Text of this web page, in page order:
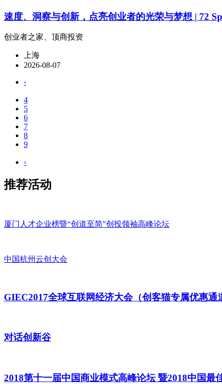
速度、洞察与创新，点亮创业者的光荣与梦想 | 72
创业者之家、顶商投资
上海
2026-08-07
‹
4
5
6
7
8
9
›
推荐活动
厦门人才企业榜暨“创道至简”创投领袖高峰论坛
中国杭州云创大会
GIEC2017全球互联网经济大会（创客猫专属优惠通
对话创新谷
2018第十一届中国商业模式高峰论坛 暨2018中国最